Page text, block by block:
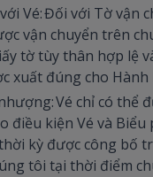
Vé: Đối với Tờ vận
vận chuyển trên
tờ tùy thân hợp lệ
xuất đúng cho Hành
Vé chỉ có thể
điều kiện Vé và Biểu
kỳ được công bố
tôi tại thời điểm